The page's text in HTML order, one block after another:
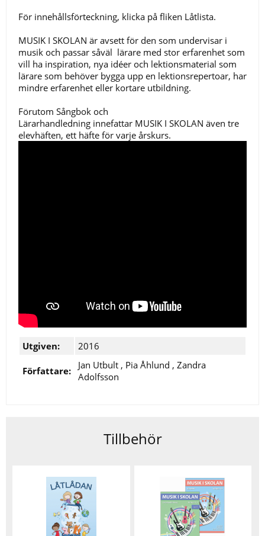
För innehållsförteckning, klicka på fliken Låtlista.
MUSIK I SKOLAN är avsett för den som undervisar i
musik och passar såväl lärare med stor erfarenhet som
vill ha inspiration, nya idéer och lektionsmaterial som
lärare som behöver bygga upp en lektionsrepertoar, har
mindre erfarenhet eller kortare utbildning.
Förutom Sångbok och
Lärarhandledning innefattar MUSIK I SKOLAN även tre
elevhäften, ett häfte för varje årskurs.
Utgiven: 2016
Författare: Jan Utbult , Pia Åhlund , Zandra
Adolfsson
Tillbehör